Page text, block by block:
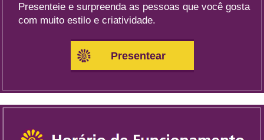
Presenteie e surpreenda as pessoas que você gosta
com muito estilo e criatividade.
Presentear